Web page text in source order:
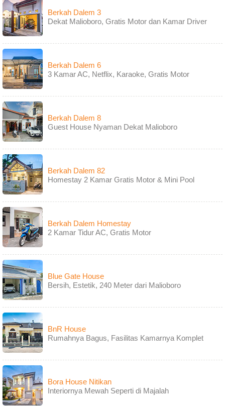
Berkah Dalem 3
Dekat Malioboro, Gratis Motor dan Kamar Driver
Berkah Dalem 6
3 Kamar AC, Netflix, Karaoke, Gratis Motor
Berkah Dalem 8
Guest House Nyaman Dekat Malioboro
Berkah Dalem 82
Homestay 2 Kamar Gratis Motor & Mini Pool
Berkah Dalem Homestay
2 Kamar Tidur AC, Gratis Motor
Blue Gate House
Bersih, Estetik, 240 Meter dari Malioboro
BnR House
Rumahnya Bagus, Fasilitas Kamarnya Komplet
Bora House Nitikan
Interiornya Mewah Seperti di Majalah